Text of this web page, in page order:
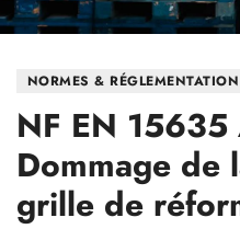
NORMES & RÉGLEMENTATION
NF EN 15635
Dommage de
grille de